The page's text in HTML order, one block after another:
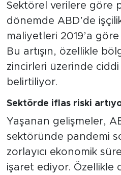
Sektörel verilere göre
dönemde ABD’de
maliyetleri 2019’a göre
Bu artışın, özellikle
zincirleri üzerinde
belirtiliyor.
Sektörde iflas riski
Yaşanan gelişmeler,
sektöründe pandemi
zorlayıcı ekonomik
işaret ediyor. Özellikle